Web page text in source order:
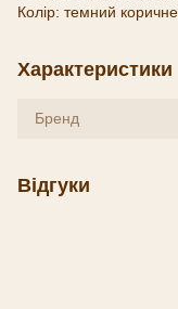
Колір: темний
Характеристики
Бренд
Відгуки